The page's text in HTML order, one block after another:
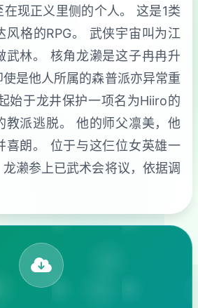
现正义里侧的个人。 这是1类
风格的RPG。 武侠宇宙叫为江
武林。 核角龙濑是这子冉冉升
是他人所属的森普派亦异常重
始于龙井保护一项名为Hiiro的
教派逃脱。 他的师父凛美，他
喜朗。 位于与这仨位女英雄一
濑参上已武术会将议，依据调